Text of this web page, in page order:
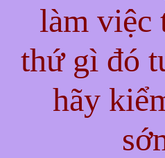
làm việc
thứ gì đó
hãy